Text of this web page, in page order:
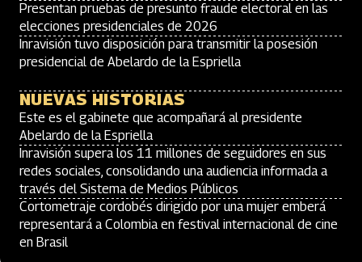
Presentan pruebas de presunto fraude electoral en las
elecciones presidenciales de 2026
Inravisión tuvo disposición para transmitir la posesión
presidencial de Abelardo de la Espriella
NUEVAS HISTORIAS
Este es el gabinete que acompañará al presidente
Abelardo de la Espriella
Inravisión supera los 11 millones de seguidores en sus
redes sociales, consolidando una audiencia informada a
través del Sistema de Medios Públicos
Cortometraje cordobés dirigido por una mujer emberá
representará a Colombia en festival internacional de cine
en Brasil